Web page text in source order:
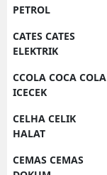
PETROL
CATES CATES
ELEKTRIK
CCOLA COCA COLA
ICECEK
CELHA CELIK
HALAT
CEMAS CEMAS